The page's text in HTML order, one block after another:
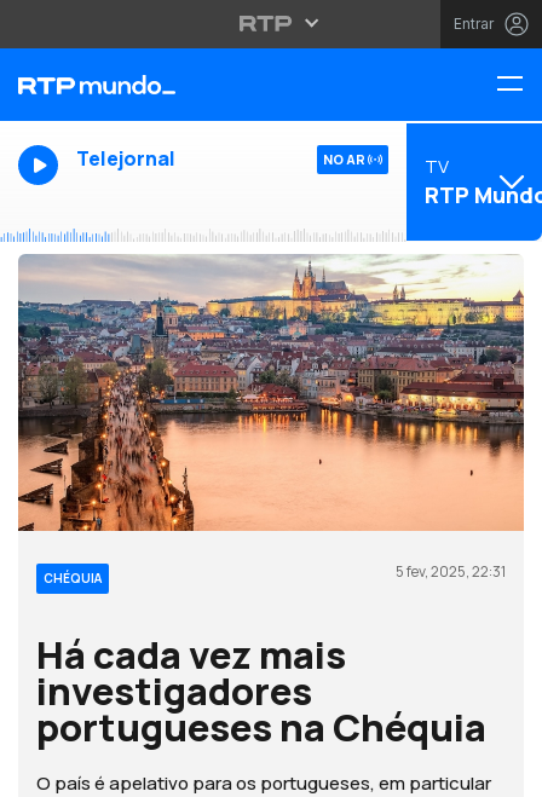
Entrar
Telejornal NO AR TV
RTP
CHÉQUIA 5 fev, 2025, 22:31
Há cada vez mais
investigadores
portugueses na Chéquia
O país é apelativo para os portugueses, em particular